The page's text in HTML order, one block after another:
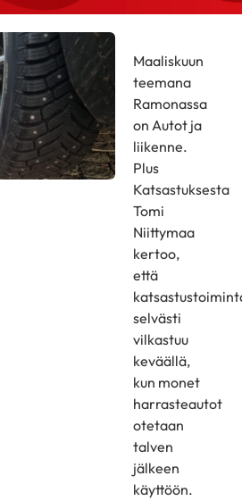
Maaliskuun
teemana
Ramonassa
on Autot ja
liikenne.
Plus
Katsastuksesta
Tomi
Niittymaa
kertoo,
että
selvästi
vilkastuu
keväällä,
kun monet
harrasteautot
otetaan
talven
jälkeen
käyttöön.